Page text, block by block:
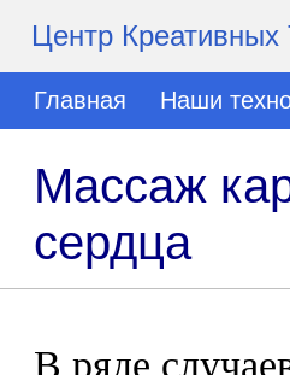
Центр Креативных
Главная Наши
Массаж
сердца
В ряде